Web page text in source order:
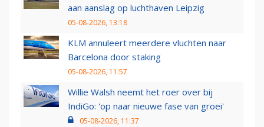
aan aanslag op luchthaven Leipzig
05-08-2026, 13:18
KLM annuleert meerdere vluchten naar
Barcelona door staking
05-08-2026, 11:57
Willie Walsh neemt het roer over bij
IndiGo: 'op naar nieuwe fase van groei'
05-08-2026, 11:37